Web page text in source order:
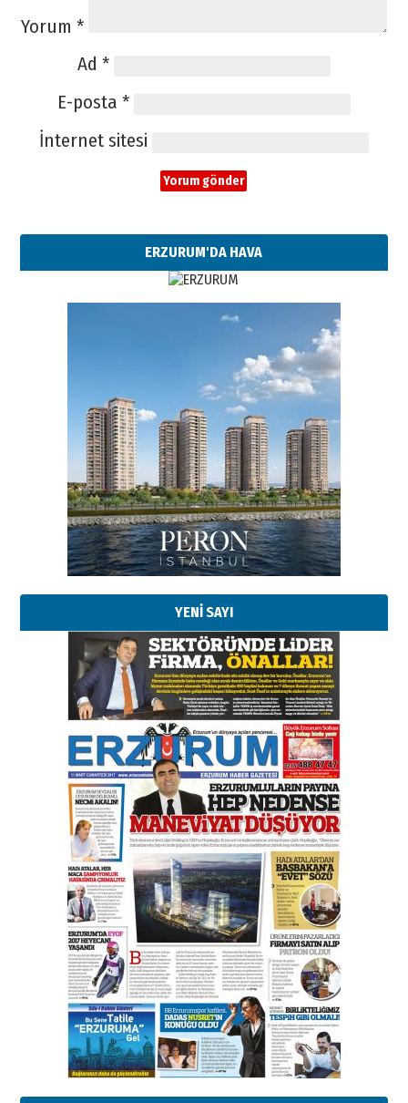
Yorum *
Ad *
E-posta *
İnternet sitesi
ERZURUM'DA HAVA
YENİ SAYI
Esat BİNDESEN
Başkan Sekmen’den Erzurum’a
bir vizyon proje daha!
02 Ağustos 2026 Pazar
Kadir SABUNCUOĞLU
Erzurumspor’un köşe taşları
29 Haziran 2026 Pazartesi
Kenan GÜLERCİ
Murat Şahsuvaroğlu ERKON’da
çıtayı yukarı taşırken,
yönetimdekiler aşağı
çekmemeli!
17 Şubat 2026 SalıOrhan BOZKURT
Bir fotoğraf, bir şehir, bir
gazeteci… Dizginler kimin